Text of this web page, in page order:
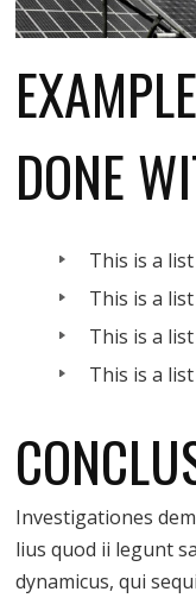
DONE
This is a
This is a
This is a
This is a
Investigationes
lius quod ii legunt
dynamicus, qui